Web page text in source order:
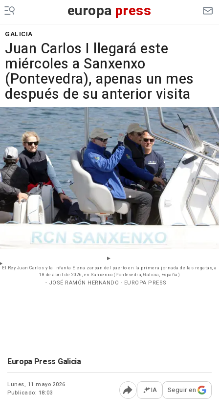
europa press
GALICIA
Juan Carlos I llegará este
miércoles a Sanxenxo
(Pontevedra), apenas un mes
después de su anterior visita
El Rey Juan Carlos y la Infanta Elena zarpan del puerto en la primera jornada de las regatas, a
18 de abril de 2026, en Sanxenxo (Pontevedra, Galicia, España)
- JOSÉ RAMÓN HERNANDO - EUROPA PRESS
Europa Press Galicia
Lunes, 11 mayo 2026
Publicado: 18:03
Abrir opciones para
IA Seguir en